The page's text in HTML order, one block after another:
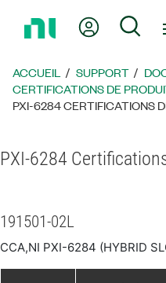
page
d’accueil
Mon
ACCUEIL SUPPORT
CERTIFICATIONS DE
PXI-6284 CERTIFICATIONS
PXI-6284
191501-02L
CCA,NI PXI-6284 (HYBRID